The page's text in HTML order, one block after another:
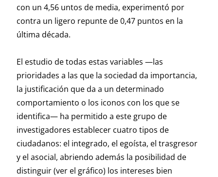
con un 4,56 untos de media, experimentó por
contra un ligero repunte de 0,47 puntos en la
última década.
El estudio de todas estas variables —las
prioridades a las que la sociedad da importancia,
la justificación que da a un determinado
comportamiento o los iconos con los que se
identifica— ha permitido a este grupo de
investigadores establecer cuatro tipos de
ciudadanos: el integrado, el egoísta, el trasgresor
y el asocial, abriendo además la posibilidad de
distinguir (ver el gráfico) los intereses bien